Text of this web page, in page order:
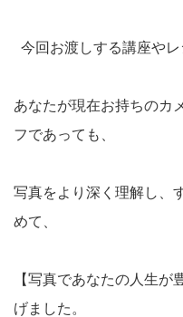
今回お渡しする講座やレ
あなたが現在お持ちのカ
フであっても、
写真をより深く理解し、
めて、
【写真であなたの人生
げました。